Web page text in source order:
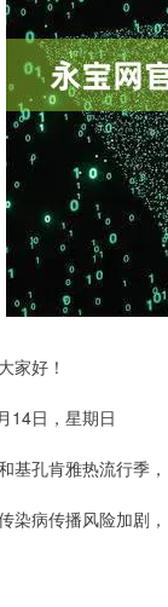
家好！
14日，星期日
基孔肯雅热流行季，
染病传播风险加剧，